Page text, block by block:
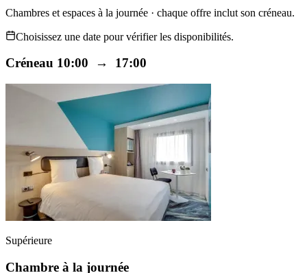
Chambres et espaces à la journée · chaque offre inclut son créneau.
Choisissez une date pour vérifier les disponibilités.
Créneau 10:00 → 17:00
Supérieure
Chambre à la journée